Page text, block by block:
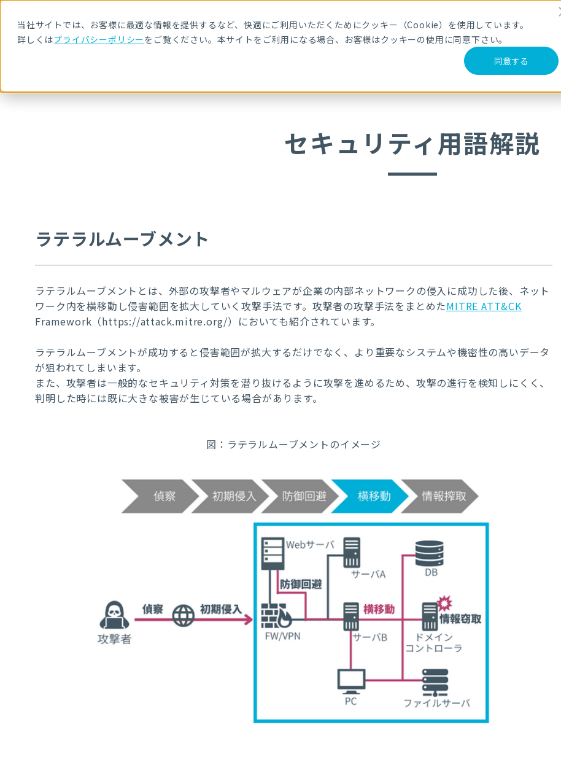
当社サイトでは、お客様に最適な情報を提供するなど、快適にご利用いただくためにクッキー（Cookie）を使用しています。
詳しくはプライバシーポリシーをご覧ください。本サイトをご利用になる場合、お客様はクッキーの使用に同意下さい。
同意する
メールマガジン
サービス・製品 導入事例 セミナー ブログ
セキュリティ用語解説
ラテラルムーブメント
ラテラルムーブメントとは、外部の攻撃者やマルウェアが企業の内部ネットワークの侵入に成功した後、ネット
ワーク内を横移動し侵害範囲を拡大していく攻撃手法です。攻撃者の攻撃手法をまとめたMITRE ATT&CK
Framework（https://attack.mitre.org/）においても紹介されています。
ラテラルムーブメントが成功すると侵害範囲が拡大するだけでなく、より重要なシステムや機密性の高いデータ
が狙われてしまいます。
また、攻撃者は一般的なセキュリティ対策を潜り抜けるように攻撃を進めるため、攻撃の進行を検知しにくく、
判明した時には既に大きな被害が生じている場合があります。
図：ラテラルムーブメントのイメージ